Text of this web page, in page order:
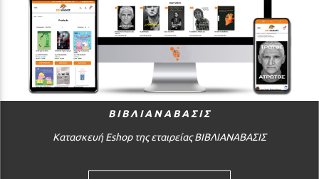
ΒΙΒΛΙΑΝΑΒΑΣΙΣ
Κατασκευή Eshop της εταιρείας ΒΙΒΛΙΑΝΑΒΑΣΙΣ